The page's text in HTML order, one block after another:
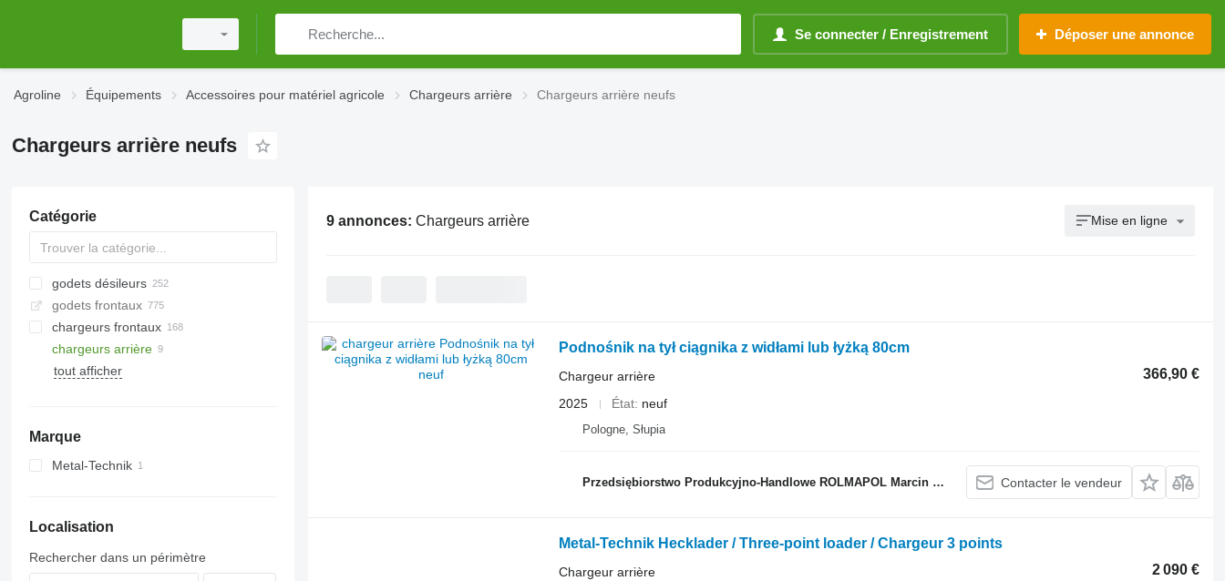
Se connecter / Enregistrement Déposer une annonce
Agroline Équipements Accessoires pour matériel agricole Chargeurs arrière Chargeurs arrière neufs
Chargeurs arrière neufs
Catégorie
godets désileurs
godets frontaux
chargeurs frontaux
chargeurs arrière
tout afficher
Marque
Metal-Technik
Localisation
Rechercher dans un périmètre
9 annonces: Chargeurs arrière Mise en ligne
Podnośnik na tył ciągnika z widłami lub łyżką 80cm
366,90 €
Chargeur arrière
2025
État neuf
Pologne, Słupia
Przedsiębiorstwo Produkcyjno-Handlowe ROLMAPOL Marcin Dziekan Contacter le vendeur
Metal-Technik Hecklader / Three-point loader / Chargeur 3 points
2 090 €
Chargeur arrière